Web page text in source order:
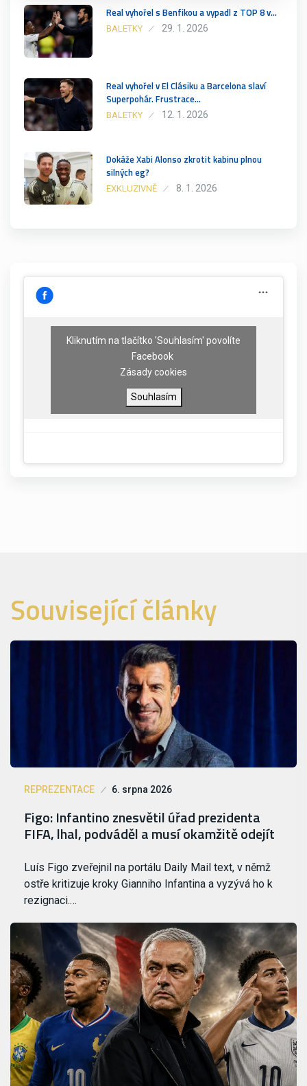
Real vyhořel s Benfikou a vypadl z TOP 8 v…
BALETKY 29. 1. 2026
Real vyhořel v El Clásiku a Barcelona slaví
Superpohár. Frustrace…
BALETKY 12. 1. 2026
Dokáže Xabi Alonso zkrotit kabinu plnou
silných eg?
EXKLUZIVNĚ 8. 1. 2026
Kliknutím na tlačítko 'Souhlasím' povolíte
Facebook
Zásady cookies
Souhlasím
Související články
REPREZENTACE 6. srpna 2026
Figo: Infantino znesvětil úřad prezidenta
FIFA, lhal, podváděl a musí okamžitě odejít
Luís Figo zveřejnil na portálu Daily Mail text, v němž
ostře kritizuje kroky Gianniho Infantina a vyzývá ho k
rezignaci.…